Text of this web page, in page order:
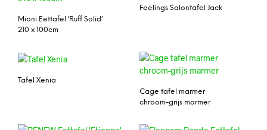
Mioni Eettafel ‘Ruff Solid’
210 x 100cm
Feelings Salontafel Jack
Tafel Xenia
Cage tafel marmer
chroom-grijs marmer